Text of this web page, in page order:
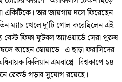
তার জায়গায় দলে ফিরেছেন
ম্যাচ খেলে দু’টি গোল করেছিলেন এই
বেস্ট ফিফা ফুটবল অ্যাওয়ার্ডে সেরা পুরুষ
আছেন স্কোয়াডে। এ ছাড়া ফরাসিদের
কিলিয়ান এমবাপ্পে। বিশ্বকাপে ১৪
রেকর্ড গড়ার সুযোগ রয়েছে।